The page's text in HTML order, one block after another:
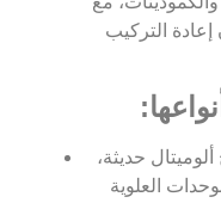
التركيب
حديثة،
العلوية